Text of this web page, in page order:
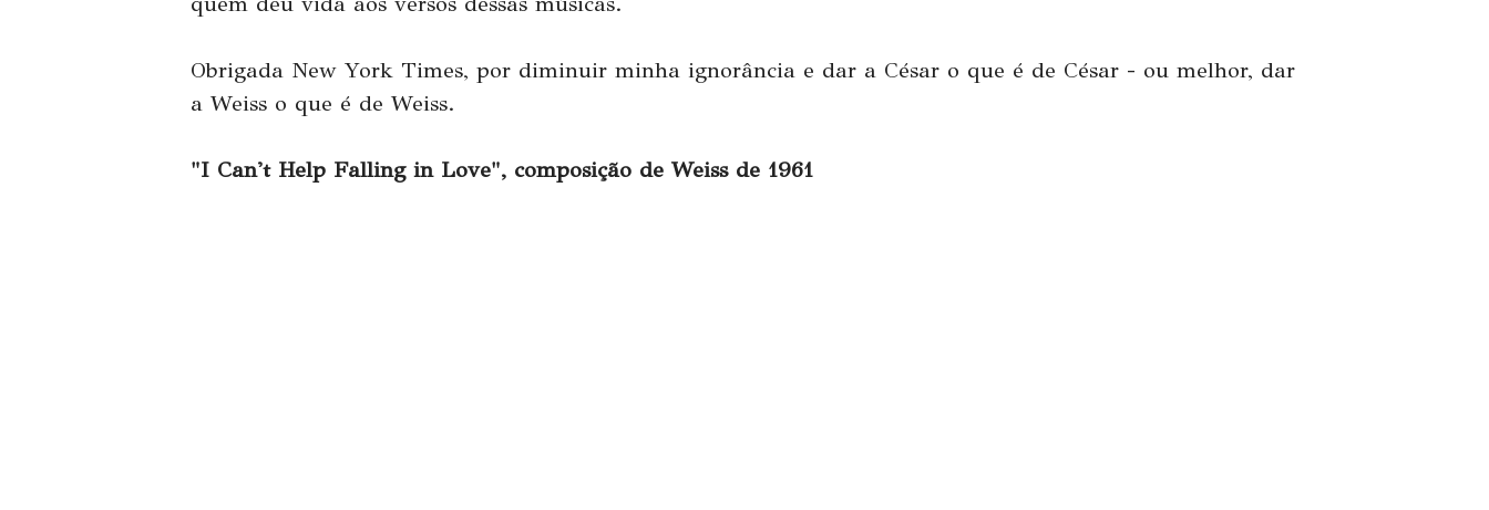
Obrigada New York Times, por diminuir minha ignorância e dar a César o que é de César - ou melhor, dar
a Weiss o que é de Weiss.
"I Can't Help Falling in Love", composição de Weiss de 1961